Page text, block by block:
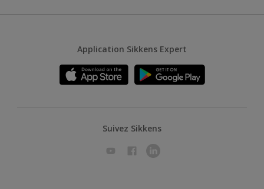
Application Sikkens Expert
Suivez Sikkens